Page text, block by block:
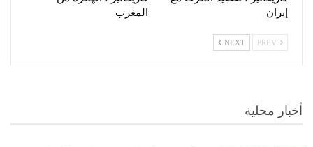
إيران
المغرب
NEXT
أخبار محلية